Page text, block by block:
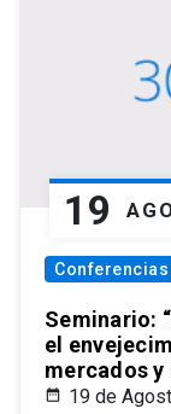
19
Conferencias
Seminario:
el
mercados
19 de